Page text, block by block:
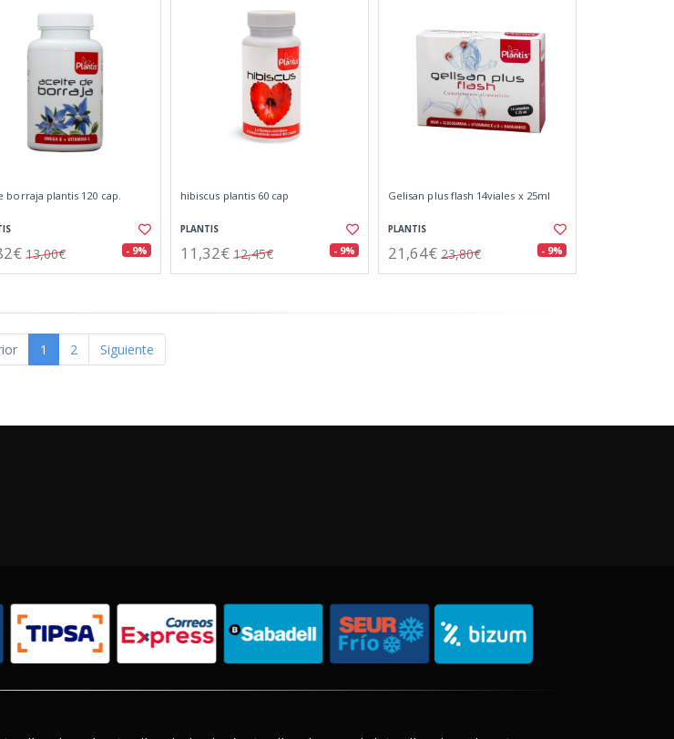
borraja plantis 120 cap.
13,00€ - 9%
hibiscus plantis 60 cap
PLANTIS
11,32€ 12,45€ - 9%
Gelisan plus flash 14viales x 25ml
PLANTIS
21,64€ 23,80€ - 9%
1 2 Siguiente